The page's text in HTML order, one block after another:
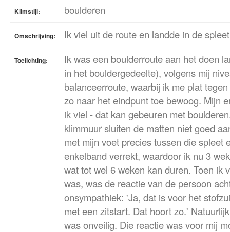
Klimstijl: boulderen
Omschrijving: Ik viel uit de route en landde in de
Toelichting:
Ik was een boulderroute aan het doen
in het bouldergedeelte), volgens mij
balanceerroute, waarbij ik me plat
zo naar het eindpunt toe bewoog. Mijn
ik viel - dat kan gebeuren met
klimmuur sluiten de matten niet goed
met mijn voet precies tussen die spleet
enkelband verrekt, waardoor ik nu 3
wat tot wel 6 weken kan duren. Toen ik
was, was de reactie van de persoon
onsympathiek: 'Ja, dat is voor het
met een zitstart. Dat hoort zo.'
was onveilig. Die reactie was voor mij